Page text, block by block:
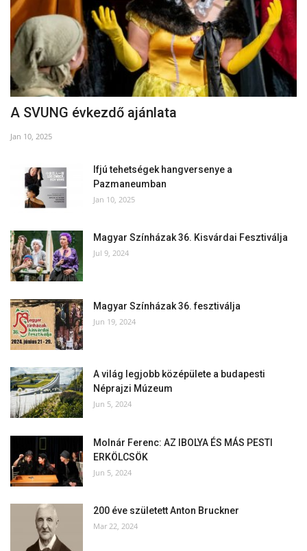
A SVUNG évkezdő ajánlata
Jan 10, 2025
Ifjú tehetségek hangversenye a
Pazmaneumban
Jan 10, 2025
Magyar Színházak 36. Kisvárdai Fesztiválja
Jul 9, 2024
Magyar Színházak 36. fesztiválja
Jun 19, 2024
A világ legjobb középülete a budapesti
Néprajzi Múzeum
Jun 5, 2024
Molnár Ferenc: AZ IBOLYA ÉS MÁS PESTI
ERKÖLCSÖK
Jun 5, 2024
200 éve született Anton Bruckner
Mar 22, 2024